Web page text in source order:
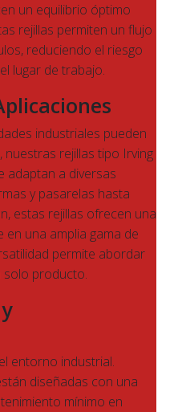
un equilibrio óptimo
rejillas permiten un flujo
reduciendo el riesgo
lugar de trabajo.
industriales pueden
rejillas tipo Irving
adaptan a diversas
y pasarelas hasta
estas rejillas ofrecen una
una amplia gama de
permite abordar
solo producto.
entorno industrial.
diseñadas con una
mínimo en